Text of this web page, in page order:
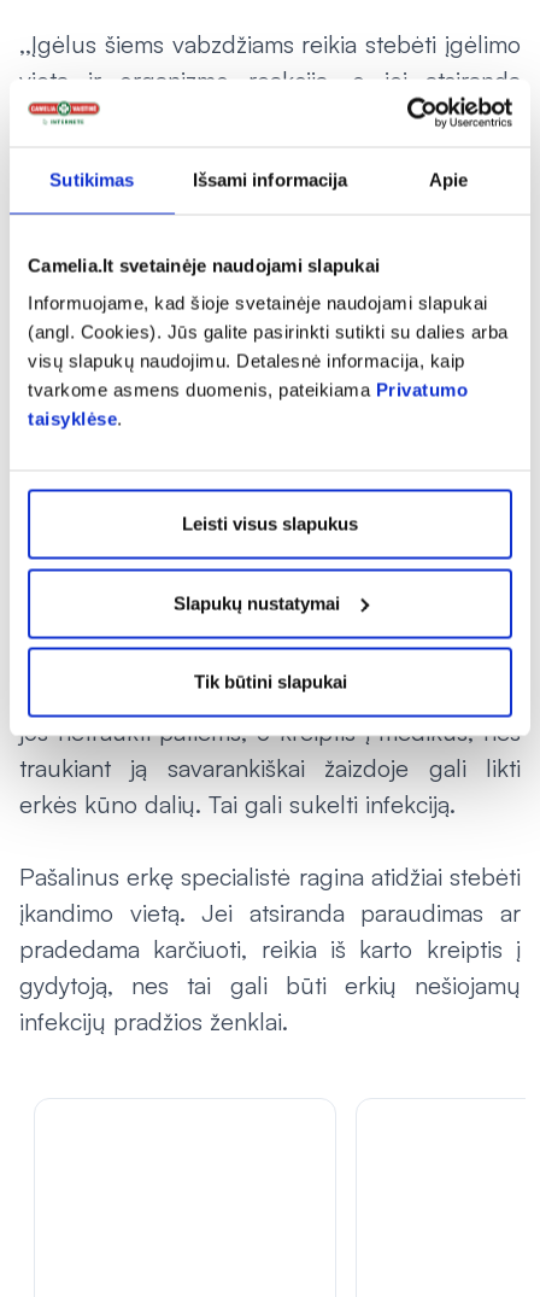
Sutikimas Išsami informacija Apie
Camelia.lt svetainėje naudojami slapukai
Informuojame, kad šioje svetainėje naudojami slapukai
(angl. Cookies). Jūs galite pasirinkti sutikti su dalies arba
visų slapukų naudojimu. Detalesnė informacija, kaip
tvarkome asmens duomenis, pateikiama Privatumo
taisyklėse.
Leisti visus slapukus
Slapukų nustatymai
Tik būtini slapukai
,,Įgėlus šiems vabzdžiams reikia stebėti įgėlimo
vietą ir organizmo reakciją, o jei atsiranda
tinimas, dusulys, pasunkėja kvėpavimas,
kūną arba anksčiau esate turėjęs alerginę
reakciją, reikia nedelsiant kreiptis į specialistą”,
– pataria gydytoja.
Tie, kurie alerginės reakcijos įkandimui neturi,
tačiau jaučia tvinksėjimą ir gėlimą, įgėlimo vietą
N. Girdžiuvienė pataria atvėsinti ledu ar net
laikyti bent 10 minučių. Taip pat įkandimams
tinka tepalai, kurių galima rasti vaistinėse.
Kalbėdama apie erkes gydytoja įspėjo, kad jų
saugotis reikėtų jau nuo ankstyvo pavasario.
Įkandus erkei N. Girdžiuvienė siūlo jokiu būdu
jos netraukti patiems, o kreiptis į medikus, nes
traukiant ją savarankiškai žaizdoje gali likti
erkės kūno dalių. Tai gali sukelti infekciją.
Pašalinus erkę specialistė ragina atidžiai stebėti
įkandimo vietą. Jei atsiranda paraudimas ar
pradedama karčiuoti, reikia iš karto kreiptis į
gydytoją, nes tai gali būti erkių nešiojamų
infekcijų pradžios ženklai.